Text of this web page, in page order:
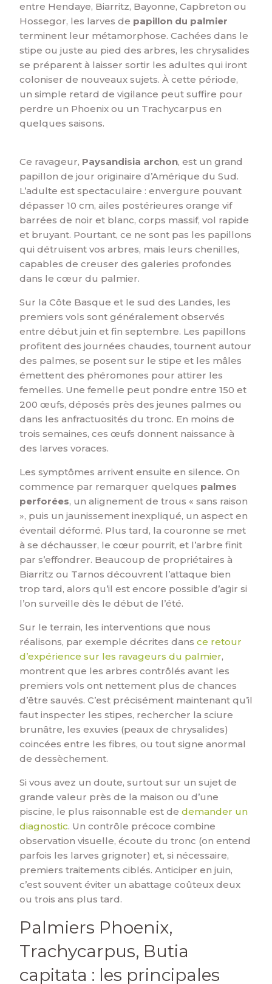
entre Hendaye, Biarritz, Bayonne, Capbreton ou
Hossegor, les larves de papillon du palmier
terminent leur métamorphose. Cachées dans le
stipe ou juste au pied des arbres, les chrysalides
se préparent à laisser sortir les adultes qui iront
coloniser de nouveaux sujets. À cette période,
un simple retard de vigilance peut suffire pour
perdre un Phoenix ou un Trachycarpus en
quelques saisons.
Ce ravageur, Paysandisia archon, est un grand
papillon de jour originaire d’Amérique du Sud.
L’adulte est spectaculaire : envergure pouvant
dépasser 10 cm, ailes postérieures orange vif
barrées de noir et blanc, corps massif, vol rapide
et bruyant. Pourtant, ce ne sont pas les papillons
qui détruisent vos arbres, mais leurs chenilles,
capables de creuser des galeries profondes
dans le cœur du palmier.
Sur la Côte Basque et le sud des Landes, les
premiers vols sont généralement observés
entre début juin et fin septembre. Les papillons
profitent des journées chaudes, tournent autour
des palmes, se posent sur le stipe et les mâles
émettent des phéromones pour attirer les
femelles. Une femelle peut pondre entre 150 et
200 œufs, déposés près des jeunes palmes ou
dans les anfractuosités du tronc. En moins de
trois semaines, ces œufs donnent naissance à
des larves voraces.
Les symptômes arrivent ensuite en silence. On
commence par remarquer quelques palmes
perforées, un alignement de trous « sans raison
», puis un jaunissement inexpliqué, un aspect en
éventail déformé. Plus tard, la couronne se met
à se déchausser, le cœur pourrit, et l’arbre finit
par s’effondrer. Beaucoup de propriétaires à
Biarritz ou Tarnos découvrent l’attaque bien
trop tard, alors qu’il est encore possible d’agir si
l’on surveille dès le début de l’été.
Sur le terrain, les interventions que nous
réalisons, par exemple décrites dans ce retour
d’expérience sur les ravageurs du palmier,
montrent que les arbres contrôlés avant les
premiers vols ont nettement plus de chances
d’être sauvés. C’est précisément maintenant qu’il
faut inspecter les stipes, rechercher la sciure
brunâtre, les exuvies (peaux de chrysalides)
coincées entre les fibres, ou tout signe anormal
de dessèchement.
Si vous avez un doute, surtout sur un sujet de
grande valeur près de la maison ou d’une
piscine, le plus raisonnable est de demander un
diagnostic. Un contrôle précoce combine
observation visuelle, écoute du tronc (on entend
parfois les larves grignoter) et, si nécessaire,
premiers traitements ciblés. Anticiper en juin,
c’est souvent éviter un abattage coûteux deux
ou trois ans plus tard.
Palmiers Phoenix,
Trachycarpus, Butia
capitata : les principales